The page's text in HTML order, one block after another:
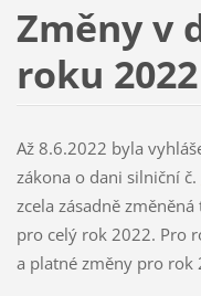
Změny v
roku 2022
Až 8.6.2022 byla
zákona o dani silniční č.
zcela zásadně
pro celý rok 2022. Pro
a platné změny pro